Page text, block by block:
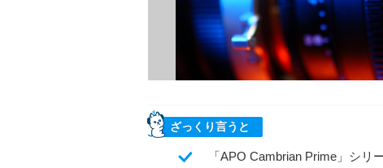
ざっくり言うと
「APO Cambrian Prime」シ